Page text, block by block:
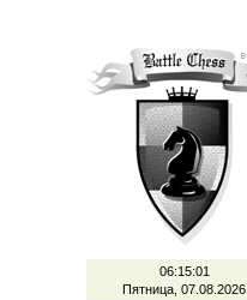
06:15:02
Пятница, 07.08.2026